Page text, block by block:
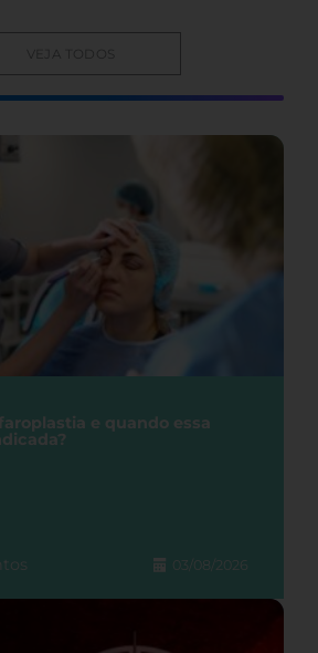
VEJA TODOS
e quando essa
03/08/2026